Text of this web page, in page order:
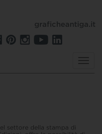
graficheantiga.it
settore della stampa di